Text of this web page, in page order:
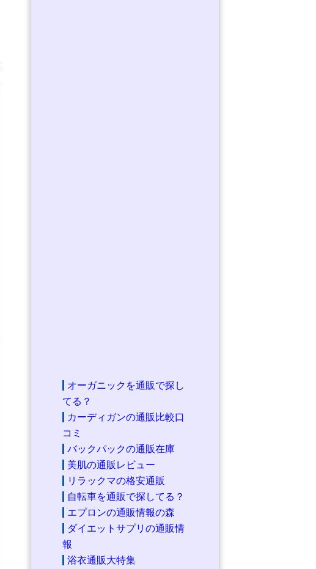
オーガニックを通販で探し
てる？
カーディガンの通販比較口
コミ
バックパックの通販在庫
美肌の通販レビュー
リラックマの格安通販
自転車を通販で探してる？
エプロンの通販情報の森
ダイエットサプリの通販情
報
浴衣通販大特集